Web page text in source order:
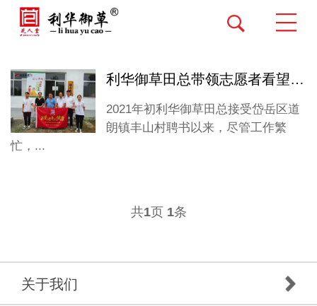
利华御草田总带领志愿者看望丰山村军人家属
2021年初利华御草田总接受岱岳区道
朗镇丰山村聘书以来，尽管工作繁
忙，...
共1页 1条
关于我们